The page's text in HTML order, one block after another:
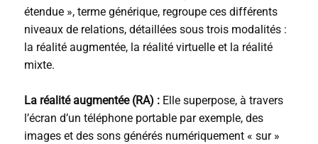
étendue », terme générique, regroupe ces différents
niveaux de relations, détaillées sous trois modalités :
la réalité augmentée, la réalité virtuelle et la réalité
mixte.
La réalité augmentée (RA) : Elle superpose, à travers
l’écran d’un téléphone portable par exemple, des
images et des sons générés numériquement « sur »